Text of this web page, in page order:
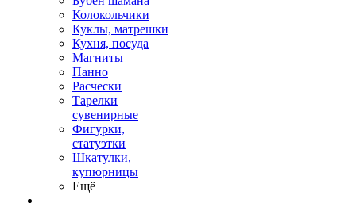
Колокольчики
Куклы, матрешки
Кухня, посуда
Магниты
Панно
Расчески
Тарелки
сувенирные
Фигурки,
статуэтки
Шкатулки,
купюрницы
Ещё